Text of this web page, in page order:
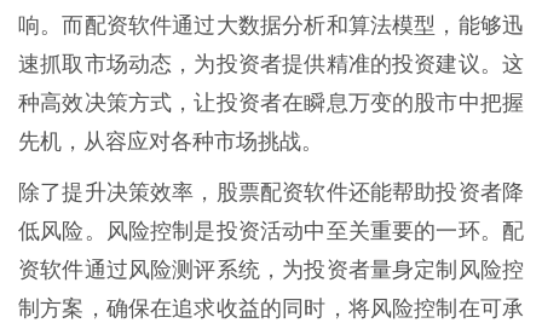
响。而配资软件通过大数据分析和算法模型，能够迅
速抓取市场动态，为投资者提供精准的投资建议。这
种高效决策方式，让投资者在瞬息万变的股市中把握
先机，从容应对各种市场挑战。
除了提升决策效率，股票配资软件还能帮助投资者降
低风险。风险控制是投资活动中至关重要的一环。配
资软件通过风险测评系统，为投资者量身定制风险控
制方案，确保在追求收益的同时，将风险控制在可承